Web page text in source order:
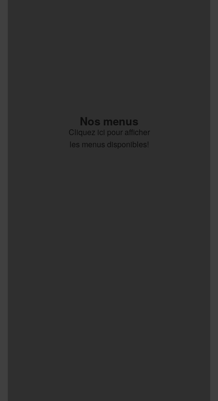
Nos menus
Cliquez ici pour afficher
les menus disponibles!